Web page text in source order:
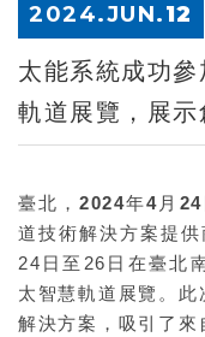
2024.JUN.12
太能系統成功
軌道展覽，展
臺北，2024年4月
道技術解決方案提
24日至26日在臺北
太智慧軌道展覽。
解決方案，吸引了來